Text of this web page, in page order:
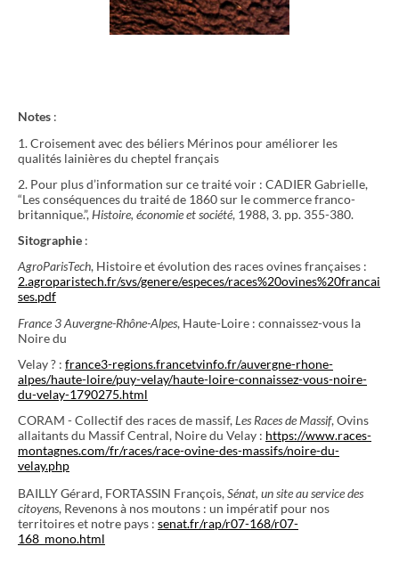
Notes :
1. Croisement avec des béliers Mérinos pour améliorer les
qualités lainières du cheptel français
2. Pour plus d’information sur ce traité voir : CADIER Gabrielle,
“Les conséquences du traité de 1860 sur le commerce franco-
britannique.”,Histoire, économie et société, 1988, 3. pp. 355-380.
Sitographie :
AgroParisTech, Histoire et évolution des races ovines françaises :
2.agroparistech.fr/svs/genere/especes/races%20ovines%20francai
ses.pdf
France 3 Auvergne-Rhône-Alpes, Haute-Loire : connaissez-vous la
Noire du
Velay ? : france3-regions.francetvinfo.fr/auvergne-rhone-
alpes/haute-loire/puy-velay/haute-loire-connaissez-vous-noire-
du-velay-1790275.html
CORAM - Collectif des races de massif,Les Races de Massif, Ovins
allaitants du Massif Central, Noire du Velay : https://www.races-
montagnes.com/fr/races/race-ovine-des-massifs/noire-du-
velay.php
BAILLY Gérard, FORTASSIN François,Sénat, un site au service des
citoyens, Revenons à nos moutons : un impératif pour nos
territoires et notre pays : senat.fr/rap/r07-168/r07-
168_mono.html